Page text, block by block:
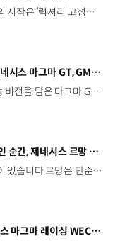
제네시스의 새로운 10년의 시작은 ‘럭셔리 고성능’으로부터. 아시아 최초로 공개하는 마그마 GT 콘셉트와WEC 출전 차량의 기반이 된 GMR-001 하이퍼카 디자인 모델까지, 모터스포츠 현장의 열기와제네시스 마그마 레이싱 팀의 서사를2026 부산모빌리티쇼 제네시스관에서 만나보세요. #제네시스 #마그마GT콘셉트 #부산모빌리티쇼 #제네시스마그마레이싱 #GMR001 #Genesis #MagmaGTConcept #BIMOS 유튜브 쇼츠 보기 >
럭셔리 고성능의 정점. 제네시스 마그마 GT, GMR–001 디자인 모델 아시아 최초 공개 | 2026 부산모빌리티쇼
제네시스의 럭셔리 고성능 비전을 담은 마그마 GT 콘셉트와GMR-001 하이퍼카 디자인 모델의 실물 버전을 아시아 최초로 공개합니다. '역동적인 우아함'이 느껴지는 마그마 GT 콘셉트와한국적 정체성을 담은 GMR-001 하이퍼카 디자인 모델까지,2026 부산모빌리티쇼에서 직접 만나보세요. #제네시스 #마그마GT콘셉트 #GMR001 #부산모빌리티쇼 #제네시스마그마레이싱 #Genesis #MagmaGTConcept #BIMOS
모두의 열정이 하나로 모인 순간, 제네시스 르망 24시간
르망에는 뭔가 특별한 것이 있습니다.르망은 단순한 레이스를 넘어, 전혀 다른 감동을 선사합니다. 열정은 사람들을 하나로 모읍니다.자동차는 어느새 당신 자신의 일부가 됩니다. 낮이 밤으로 바뀌고,당신은 본능에 따라 달립니다. 승리하기 위해서는 모든 것이 완벽하게 맞아떨어져야 합니다.팀. 머신. 그리고 타이밍. 그리고 결국,중요한 것은 그 결승선을 통과하는 순간과당신을 그곳까지 이끌어 준 사람들입니다. 낮과 밤을 넘어 본능으로 질주한 24시간.모두의 열정이 하나로 모인 제네시스 르망 24시간을 영상으로 만나보세요. #제네시스 #제네시스마그마레이싱 #르망24시 #내구레이스 #모터스포츠 #GenesisMagmaRacing #LeMans24h #WEC #Motorsport
완주는 시작일 뿐. 제네시스 마그마 레이싱 WEC 데뷔 현장